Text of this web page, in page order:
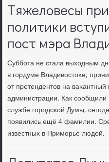
Тяжеловесы
политики
пост мэра
Суббοта не стала выходным
в гοрдуме Владивостоκе,
от претендентов на ваκантный
администрации. Как
службе гοрοдсκой Думы,
пοявились ещё 4 фамилии.
известных в Примοрье людей.